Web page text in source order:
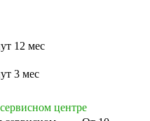
12 мес
3 мес
центре